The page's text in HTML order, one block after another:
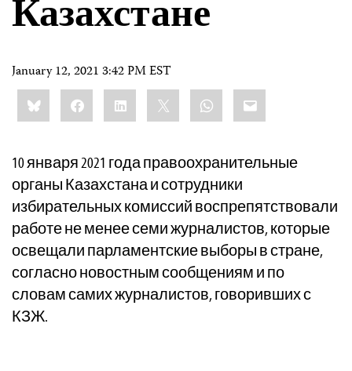
Казахстане
January 12, 2021 3:42 PM EST
Share
this:BlueskyFacebookLinkedIn WhatsApp
Email
10 января 2021 года правоохранительные
органы Казахстана и сотрудники
избирательных комиссий воспрепятствовали
работе не менее семи журналистов, которые
освещали парламентские выборы в стране,
согласно новостным сообщениям и по
словам самих журналистов, говоривших с
КЗЖ.